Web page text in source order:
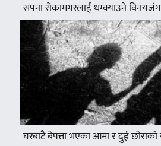
सपना रोकामगरलाई धम्क्याउने
घरबाटै बेपत्ता भएका आमा र दुई